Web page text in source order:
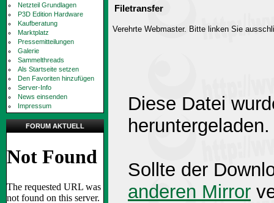
Netzteil Grundlagen
P3D Edition Hardware
Kaufberatung
Marktplatz
Pressemitteilungen
Galerie
Sammelthreads
Als Startseite setzen
Den Favoriten hinzufügen
Server-Info
News einsenden
Impressum
FORUM AKTUELL
Filetransfer
Verehrte Webmaster. Bitte linken Sie
Diese Datei
heruntergeladen.
Sollte der
anderen Mirror